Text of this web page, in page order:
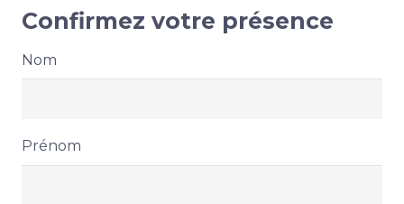
Confirmez votre présence
Nom
Prénom